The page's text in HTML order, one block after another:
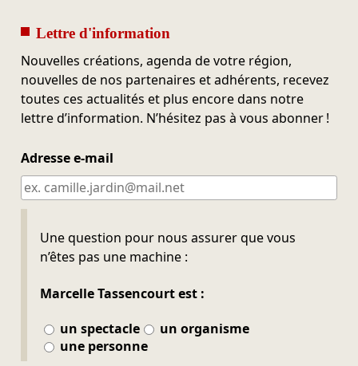
Lettre d'information
Nouvelles créations, agenda de votre région,
nouvelles de nos partenaires et adhérents, recevez
toutes ces actualités et plus encore dans notre
lettre d’information. N’hésitez pas à vous abonner !
Adresse e-mail
Une question pour nous assurer que vous
n’êtes pas une machine :
Marcelle Tassencourt est :
un spectacle
un organisme
une personne
Ne pas remplir